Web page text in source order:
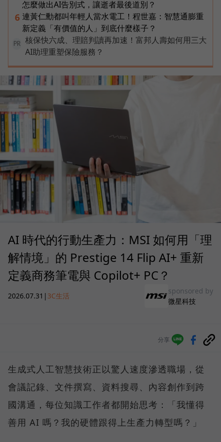
怎麼做出AI告別式，讓逝者最後道別？
6 連黃仁勳都叫年輕人當水電工！程世嘉：智慧通膨重
新定義「有價值的人」到底什麼樣子？
PR
核保快六成、理賠判讀再加速！富邦人壽如何用三大
AI助理重塑保險服務？
AI 時代的行動生產力：MSI 如何用「理
解情境」的 Prestige 14 Flip AI+ 重新
定義商務筆電與 Copilot+ PC？
2026.07.31 | 3C生活
sponsored by
微星科技
分享
生成式人工智慧技術正以驚人速度滲透職場，從
會議記錄、文件撰寫、資料搜尋、內容創作到跨
國溝通，每位知識工作者都開始思考：「我懂得
善用 AI 嗎？我的硬體跟得上生產力轉型嗎？」